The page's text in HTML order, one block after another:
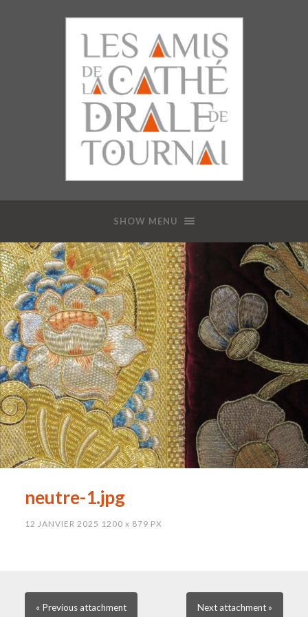
SHOW MENU
neutre-1.jpg
12 JANVIER 2025 1200 x 879 PX
« Previousattachment Next attachment »